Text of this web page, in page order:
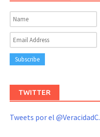
TWITTER
Tweets por el @VeracidadC.